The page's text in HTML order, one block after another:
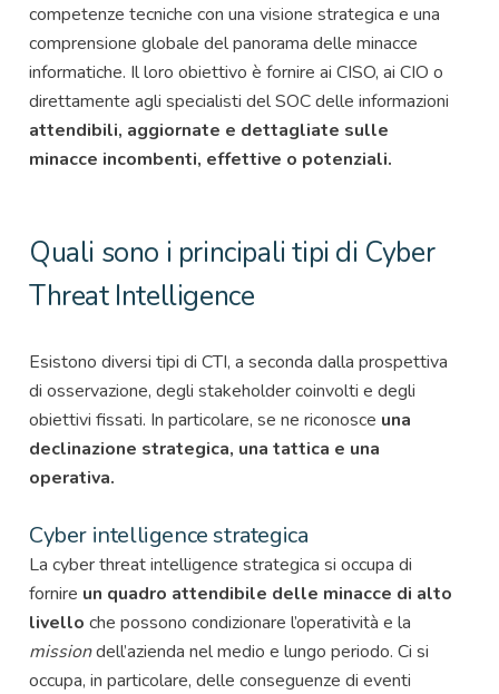
competenze tecniche con una visione strategica e una
comprensione globale del panorama delle minacce
informatiche. Il loro obiettivo è fornire ai CISO, ai CIO o
direttamente agli specialisti del SOC delle informazioni
attendibili, aggiornate e dettagliate sulle
minacce incombenti, effettive o potenziali.
Quali sono i principali tipi di Cyber
Threat Intelligence
Esistono diversi tipi di CTI, a seconda dalla prospettiva
di osservazione, degli stakeholder coinvolti e degli
obiettivi fissati. In particolare, se ne riconosce una
declinazione strategica, una tattica e una
operativa.
Cyber intelligence strategica
La cyber threat intelligence strategica si occupa di
fornire un quadro attendibile delle minacce di alto
livello che possono condizionare l’operatività e la
missiondell’azienda nel medio e lungo periodo. Ci si
occupa, in particolare, delle conseguenze di eventi